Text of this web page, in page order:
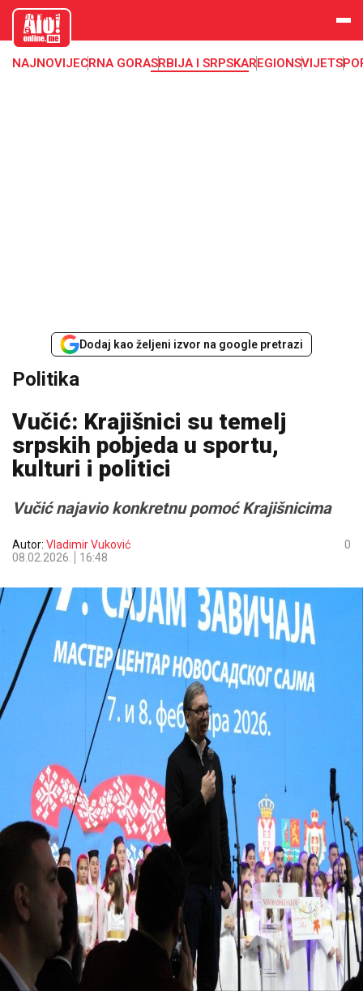
aloonline.
me
NAJNOVIJECRNA GORASRBIJA I SRPSKAREGIONSVIJET
Dodaj kao željeni izvor na google pretrazi
Politika
Vučić: Krajišnici su temelj
srpskih pobjeda u sportu,
kulturi i politici
Vučić najavio konkretnu pomoć Krajišnicima
Autor: Vladimir Vuković
08.02.2026.
16:48
0